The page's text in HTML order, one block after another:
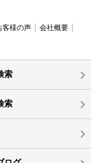
客様の声
会社概要
索
索